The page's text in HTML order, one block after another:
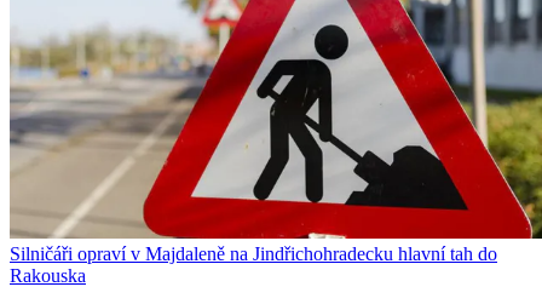
Silničáři opraví v Majdaleně na Jindřichohradecku hlavní tah do
Rakouska